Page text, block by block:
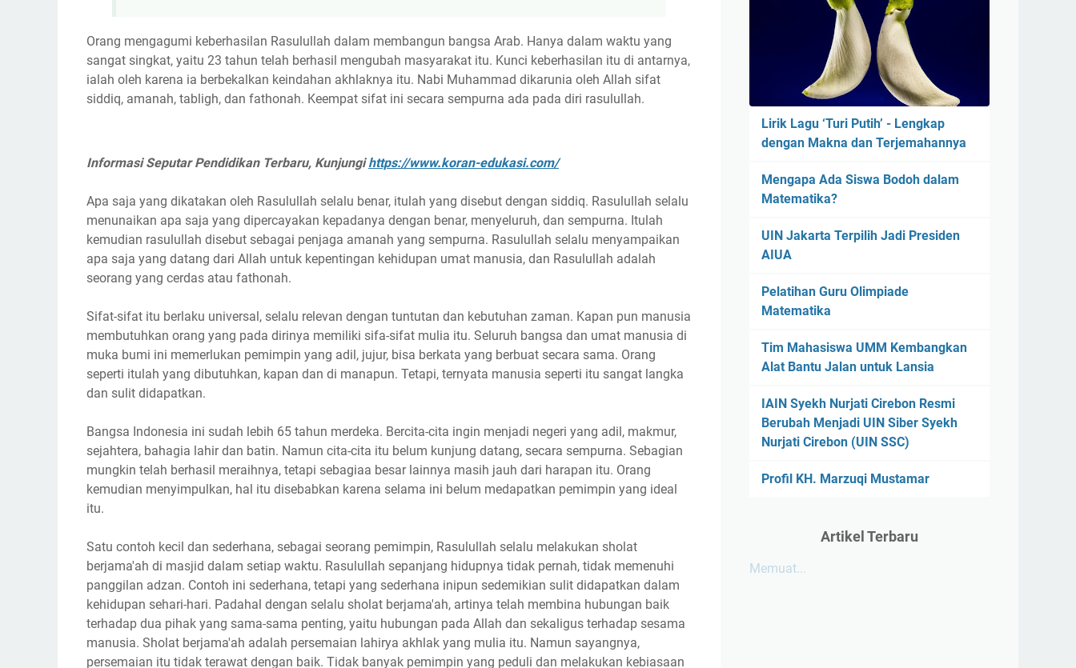
Orang mengagumi keberhasilan Rasulullah dalam membangun bangsa Arab. Hanya dalam waktu yang
sangat singkat, yaitu 23 tahun telah berhasil mengubah masyarakat itu. Kunci keberhasilan itu di antarnya,
ialah oleh karena ia berbekalkan keindahan akhlaknya itu. Nabi Muhammad dikarunia oleh Allah sifat
siddiq, amanah, tabligh, dan fathonah. Keempat sifat ini secara sempurna ada pada diri rasulullah.
Informasi Seputar Pendidikan Terbaru, Kunjungihttps://www.koran-edukasi.com/
Apa saja yang dikatakan oleh Rasulullah selalu benar, itulah yang disebut dengan siddiq. Rasulullah selalu
menunaikan apa saja yang dipercayakan kepadanya dengan benar, menyeluruh, dan sempurna. Itulah
kemudian rasulullah disebut sebagai penjaga amanah yang sempurna. Rasulullah selalu menyampaikan
apa saja yang datang dari Allah untuk kepentingan kehidupan umat manusia, dan Rasulullah adalah
seorang yang cerdas atau fathonah.
Sifat-sifat itu berlaku universal, selalu relevan dengan tuntutan dan kebutuhan zaman. Kapan pun manusia
membutuhkan orang yang pada dirinya memiliki sifa-sifat mulia itu. Seluruh bangsa dan umat manusia di
muka bumi ini memerlukan pemimpin yang adil, jujur, bisa berkata yang berbuat secara sama. Orang
seperti itulah yang dibutuhkan, kapan dan di manapun. Tetapi, ternyata manusia seperti itu sangat langka
dan sulit didapatkan.
Bangsa Indonesia ini sudah lebih 65 tahun merdeka. Bercita-cita ingin menjadi negeri yang adil, makmur,
sejahtera, bahagia lahir dan batin. Namun cita-cita itu belum kunjung datang, secara sempurna. Sebagian
mungkin telah berhasil meraihnya, tetapi sebagiaa besar lainnya masih jauh dari harapan itu. Orang
kemudian menyimpulkan, hal itu disebabkan karena selama ini belum medapatkan pemimpin yang ideal
itu.
Satu contoh kecil dan sederhana, sebagai seorang pemimpin, Rasulullah selalu melakukan sholat
berjama'ah di masjid dalam setiap waktu. Rasulullah sepanjang hidupnya tidak pernah, tidak memenuhi
panggilan adzan. Contoh ini sederhana, tetapi yang sederhana inipun sedemikian sulit didapatkan dalam
kehidupan sehari-hari. Padahal dengan selalu sholat berjama'ah, artinya telah membina hubungan baik
terhadap dua pihak yang sama-sama penting, yaitu hubungan pada Allah dan sekaligus terhadap sesama
manusia. Sholat berjama'ah adalah persemaian lahirya akhlak yang mulia itu. Namun sayangnya,
persemaian itu tidak terawat dengan baik. Tidak banyak pemimpin yang peduli dan melakukan kebiasaan
Lirik Lagu ‘Turi Putih’ - Lengkap
dengan Makna dan Terjemahannya
Mengapa Ada Siswa Bodoh dalam
Matematika?
UIN Jakarta Terpilih Jadi Presiden
AIUA
Pelatihan Guru Olimpiade
Matematika
Tim Mahasiswa UMM Kembangkan
Alat Bantu Jalan untuk Lansia
IAIN Syekh Nurjati Cirebon Resmi
Berubah Menjadi UIN Siber Syekh
Nurjati Cirebon (UIN SSC)
Profil KH. Marzuqi Mustamar
Artikel Terbaru
Memuat...